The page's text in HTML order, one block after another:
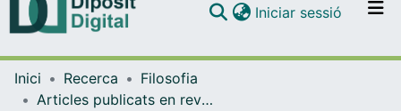
Navega per tot el DD
Iniciar sessió (current)
Inici Recerca
Filosofia
Articles publicats en revistes (Filosofia)